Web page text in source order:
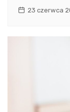
23 czerwca